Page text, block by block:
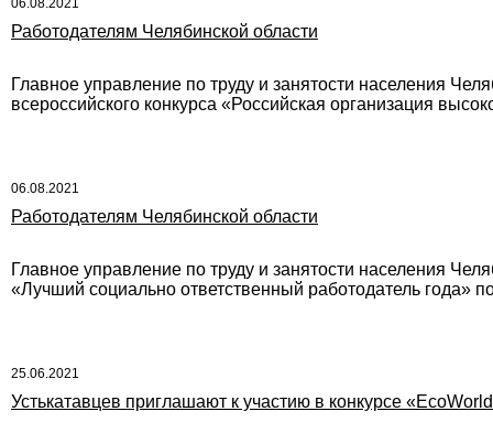
06.08.2021
Работодателям Челябинской области
Главное управление по труду и занятости населения
всероссийского конкурса «Российская организация
06.08.2021
Работодателям Челябинской области
Главное управление по труду и занятости населения
«Лучший социально ответственный работодатель года»
25.06.2021
Устькатавцев приглашают к участию в конкурсе